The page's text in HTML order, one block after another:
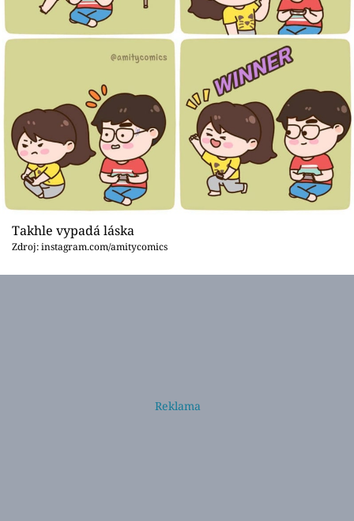
Takhle vypadá láska
Zdroj: instagram.com/amitycomics